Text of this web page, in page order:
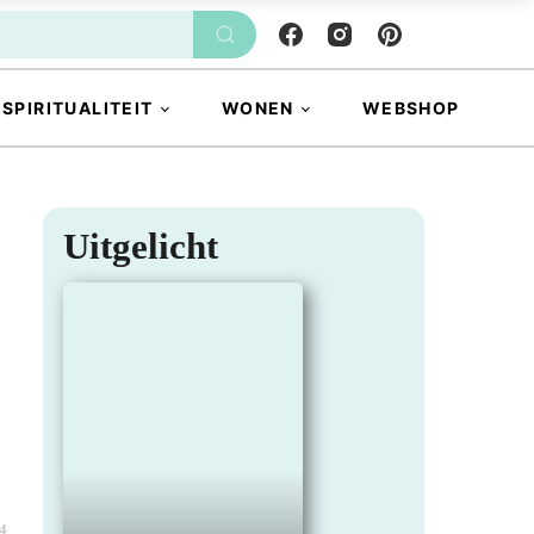
SPIRITUALITEIT WONEN WEBSHOP
Uitgelicht